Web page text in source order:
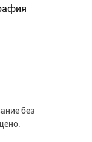
без